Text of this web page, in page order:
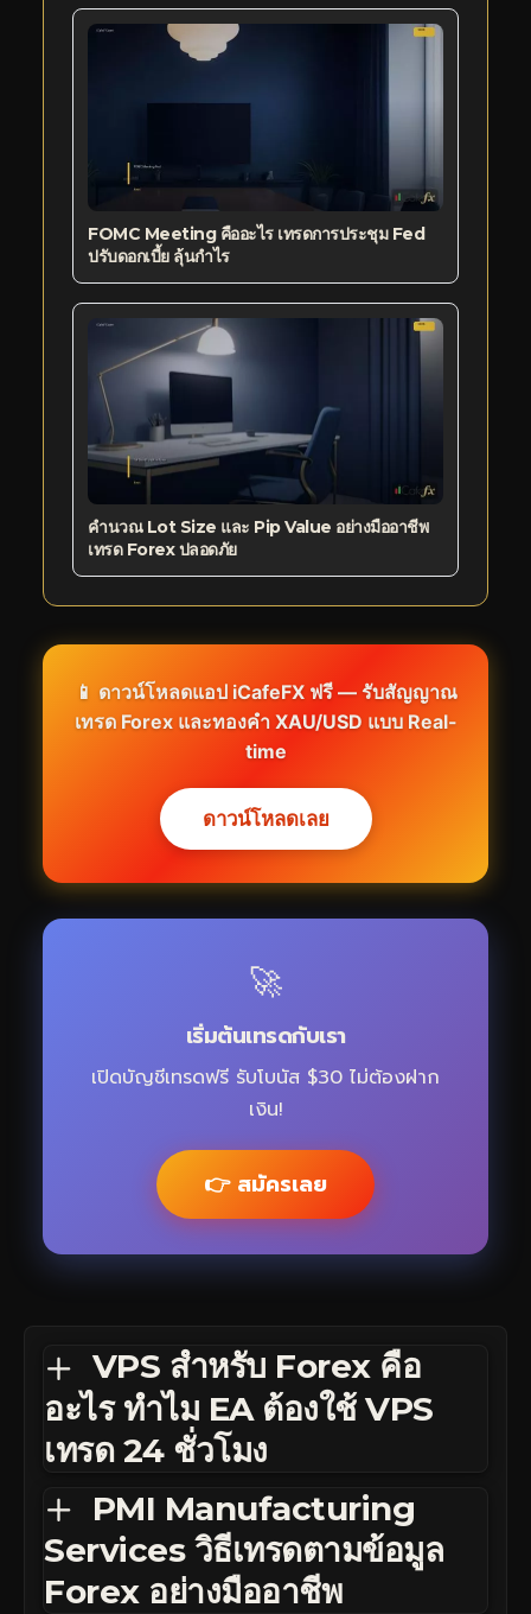
FOMC Meeting คืออะไร เทรดการประชุม Fed
ปรับดอกเบี้ย ลุ้นกำไร
คำนวณ Lot Size และ Pip Value อย่างมืออาชีพ
เทรด Forex ปลอดภัย
📱 ดาวน์โหลดแอป iCafeFX ฟรี — รับสัญญาณ
เทรด Forex และทองคำ XAU/USD แบบ Real-
time
ดาวน์โหลดเลย
🚀
เริ่มต้นเทรดกับเรา
เปิดบัญชีเทรดฟรี รับโบนัส $30 ไม่ต้องฝาก
เงิน!
👉 สมัครเลย
VPS สำหรับ Forex คือ
อะไร ทำไม EA ต้องใช้ VPS
เทรด 24 ชั่วโมง
PMI Manufacturing
Services วิธีเทรดตามข้อมูล
Forex อย่างมืออาชีพ